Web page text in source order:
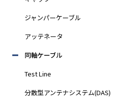
ジャンパーケーブル
アッテネータ
同軸ケーブル
Test Line
分散型アンテナシステム(DAS)